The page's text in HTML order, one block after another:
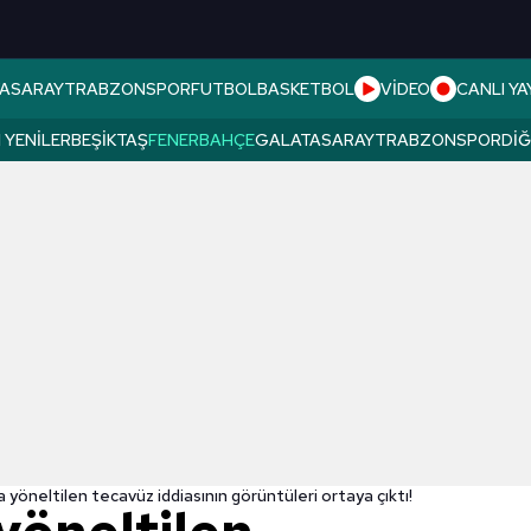
TRABZONSPORFUTBOLBASKETBOL VİDEO CANLI
YENILERBEŞIKTAŞFENERBAHÇEGALATASARAYTRABZONSPOR
yöneltilen tecavüz iddiasının görüntüleri ortaya çıktı!